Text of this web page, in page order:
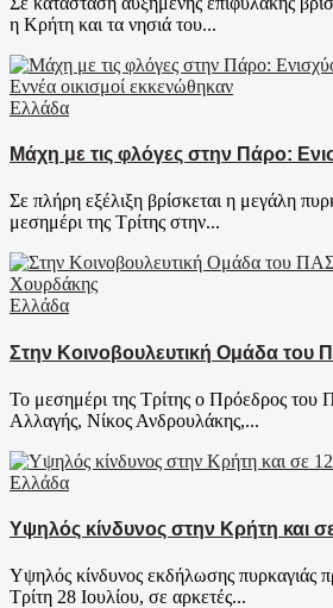
η Κρήτη και τα νησιά του...
Ελλάδα
Μάχη με τις φλόγες στην Πάρο:
Σε πλήρη εξέλιξη βρίσκεται η μεγάλη
μεσημέρι της Τρίτης στην...
Ελλάδα
Στην Κοινοβουλευτική Ομάδα του
Το μεσημέρι της Τρίτης ο Πρόεδρος
Αλλαγής, Νίκος Ανδρουλάκης,...
Ελλάδα
Υψηλός κίνδυνος στην Κρήτη και
Υψηλός κίνδυνος εκδήλωσης πυρκαγιάς
Τρίτη 28 Ιουλίου, σε αρκετές...